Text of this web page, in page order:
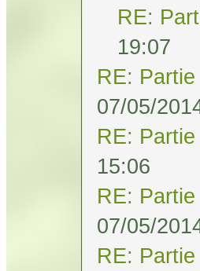
RE:
19:07
RE:
07/05/
RE:
15:06
RE:
07/05/
RE: